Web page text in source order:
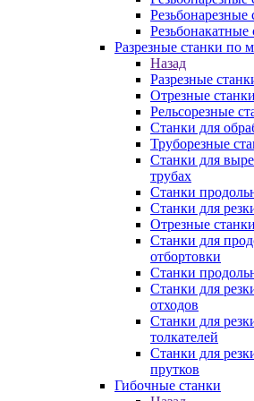
Резьбонарезные
Резьбонакатные
Разрезные станки по
Назад
Разрезные
Отрезные
Рельсорезные
Станки для
Труборезные
Станки для
трубаx
Станки
Станки для
Отрезные
Станки для
отбортовки
Станки
Станки для
отходов
Станки для
толкателей
Станки для
прутков
Гибочные станки